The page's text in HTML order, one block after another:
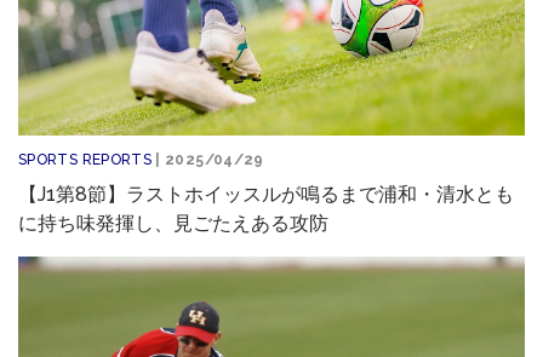
SPORTS REPORTS | 2025/04/29
【J1第8節】ラストホイッスルが鳴るまで浦和・清水とも
に持ち味発揮し、見ごたえある攻防